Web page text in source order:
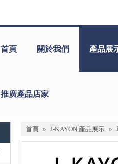
首頁 關於我們 產品展
推廣產品店家
首頁 » J-KAYON 產品展示 »